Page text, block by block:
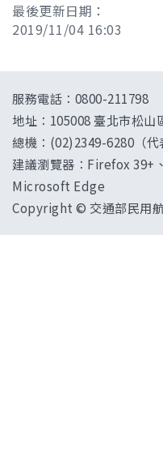
最後更新日期：
2019/11/04 16:03
服務電話：0800-211798
地址： 105008 臺北市松山
總機：(02)2349-6280（
建議瀏覽器：Firefox 39+
Microsoft Edge
Copyright © 交通部民用